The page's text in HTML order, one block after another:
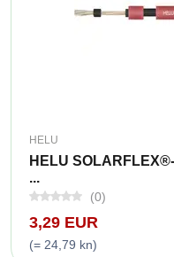
HELU
HELU
...
(0)
3,29 EUR
(= 24,79 kn)